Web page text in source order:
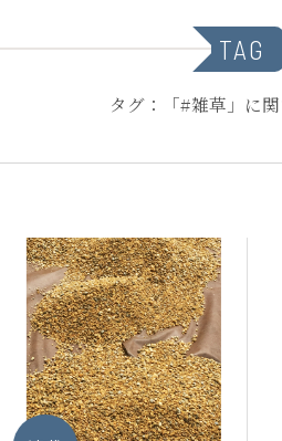
TAG
タグ：「#雑草」に